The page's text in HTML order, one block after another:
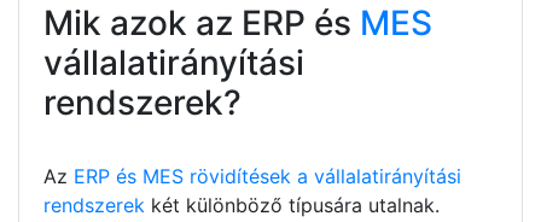
Mik azok az ERP és MES
vállalatirányítási
rendszerek?
Az ERP és MES rövidítések a vállalatirányítási
rendszerek két különböző típusára utalnak.